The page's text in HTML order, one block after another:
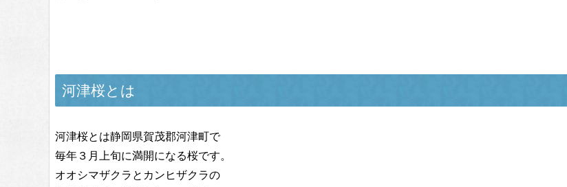
河津桜とは
河津桜とは静岡県賀茂郡河津町で
毎年３月上旬に満開になる桜です。
オオシマザクラとカンヒザクラの